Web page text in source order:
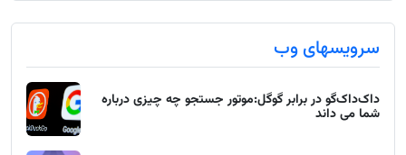
سرویسهای وب
داک‌داک‌گو در برابر گوگل:موتور جستجو چه چیزی درباره
شما می داند